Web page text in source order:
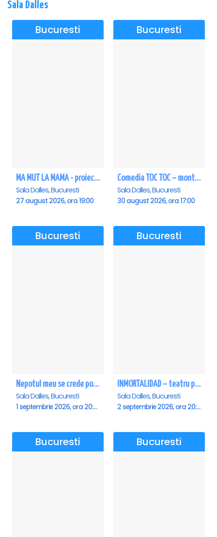
Sala Dalles
Bucuresti
MA MUT LA MAMA - proiectie film Dalles
Sala Dalles, Bucuresti
27 august 2026, ora 19:00
Bucuresti
Comedia TOC TOC – montarea originală
Sala Dalles, Bucuresti
30 august 2026, ora 17:00
Bucuresti
Nepotul meu se crede poet - Sala Dalles
Sala Dalles, Bucuresti
1 septembrie 2026, ora 20:00
Bucuresti
INMORTALIDAD – teatru poetic cu Magda Catone & Maxim Belciug
Sala Dalles, Bucuresti
2 septembrie 2026, ora 20:00
Bucuresti Bucuresti